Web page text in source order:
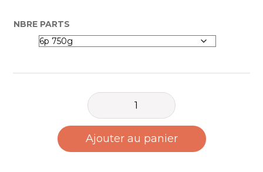
NBRE PARTS
quantité
de
Ajouter au panier